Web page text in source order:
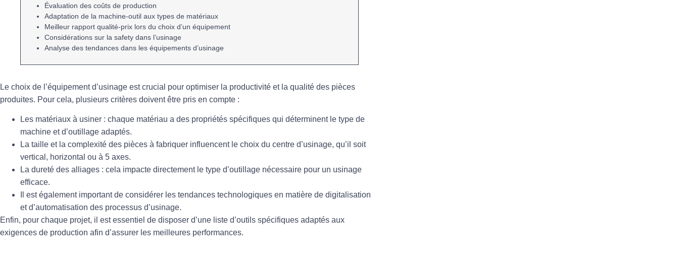
Évaluation descoûts de production
Adaptation de la machine-outil aux types de matériaux
Meilleur rapportqualité-prix lors du choix d’un équipement
Considérations sur lasafety dans l’usinage
Analyse destendances dans les équipements d’usinage
Le choix de l’équipement d’usinage est crucial pour optimiser la productivité et la qualité des pièces
produites. Pour cela, plusieurs critères doivent être pris en compte :
Les matériaux à usiner : chaque matériau a des propriétés spécifiques qui déterminent le type de
machine et d’outillage adaptés.
La taille et la complexité des pièces à fabriquer influencent le choix du centre d’usinage, qu’il soit
vertical, horizontal ou à 5 axes.
La dureté des alliages : cela impacte directement le type d’outillage nécessaire pour un usinage
efficace.
Il est également important de considérer les tendances technologiques en matière de digitalisation
et d’automatisation des processus d’usinage.
Enfin, pour chaque projet, il est essentiel de disposer d’une liste d’outils spécifiques adaptés aux
exigences de production afin d’assurer les meilleures performances.